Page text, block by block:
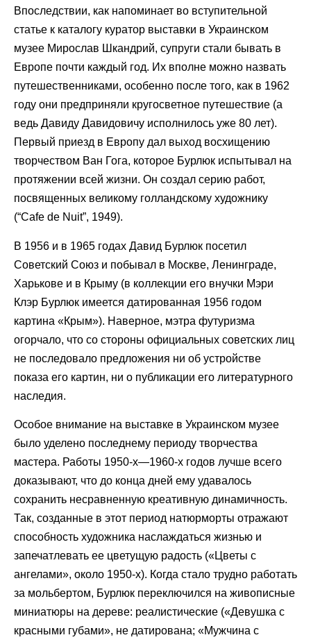
Впоследствии, как напоминает во вступительной
статье к каталогу куратор выставки в Украинском
музее Мирослав Шкандрий, супруги стали бывать в
Европе почти каждый год. Их вполне можно назвать
путешественниками, особенно после того, как в 1962
году они предприняли кругосветное путешествие (а
ведь Давиду Давидовичу исполнилось уже 80 лет).
Первый приезд в Европу дал выход восхищению
творчеством Ван Гога, которое Бурлюк испытывал на
протяжении всей жизни. Он создал серию работ,
посвященных великому голландскому художнику
(“Cafe de Nuit”, 1949).
В 1956 и в 1965 годах Давид Бурлюк посетил
Советский Союз и побывал в Москве, Ленинграде,
Харькове и в Крыму (в коллекции его внучки Мэри
Клэр Бурлюк имеется датированная 1956 годом
картина «Крым»). Наверное, мэтра футуризма
огорчало, что со стороны официальных советских лиц
не последовало предложения ни об устройстве
показа его картин, ни о публикации его литературного
наследия.
Особое внимание на выставке в Украинском музее
было уделено последнему периоду творчества
мастера. Работы 1950-х—1960-х годов лучше всего
доказывают, что до конца дней ему удавалось
сохранить несравненную креативную динамичность.
Так, созданные в этот период натюрморты отражают
способность художника наслаждаться жизнью и
запечатлевать ее цветущую радость («Цветы с
ангелами», около 1950-х). Когда стало трудно работать
за мольбертом, Бурлюк переключился на живописные
миниатюры на дереве: реалистические («Девушка с
красными губами», не датирована; «Мужчина с